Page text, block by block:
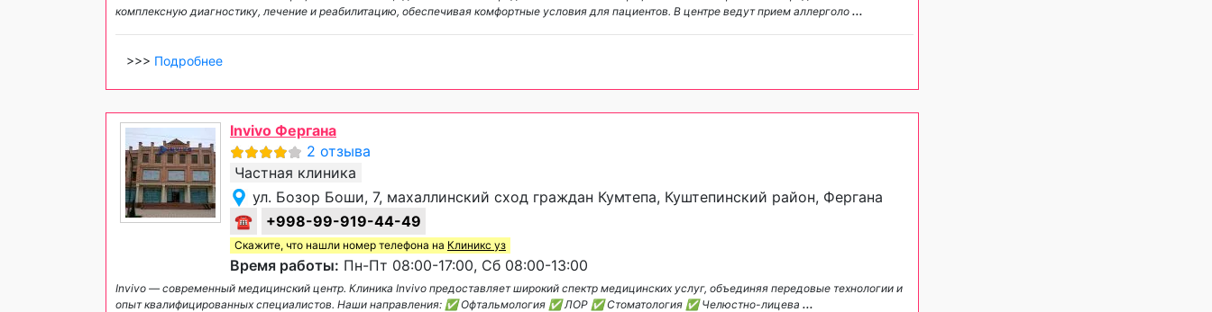
комплексную диагностику, лечение и реабилитацию, обеспечивая комфортные условия для пациентов. В центре ведут прием аллерголо ...
>>> Подробнее
Invivo Фергана
2 отзыва
Частная клиника
ул. Бозор Боши, 7, махаллинский сход граждан Кумтепа, Куштепинский район, Фергана
☎
+998-99-919-44-49
Скажите, что нашли номер телефона на Клиникс уз
Время работы: Пн-Пт 08:00-17:00, Сб 08:00-13:00
Invivo — современный медицинский центр. Клиника Invivo предоставляет широкий спектр медицинских услуг, объединяя передовые технологии и
опыт квалифицированных специалистов. Наши направления: ✅ Офтальмология ✅ ЛОР ✅ Стоматология ✅ Челюстно-лицева ...